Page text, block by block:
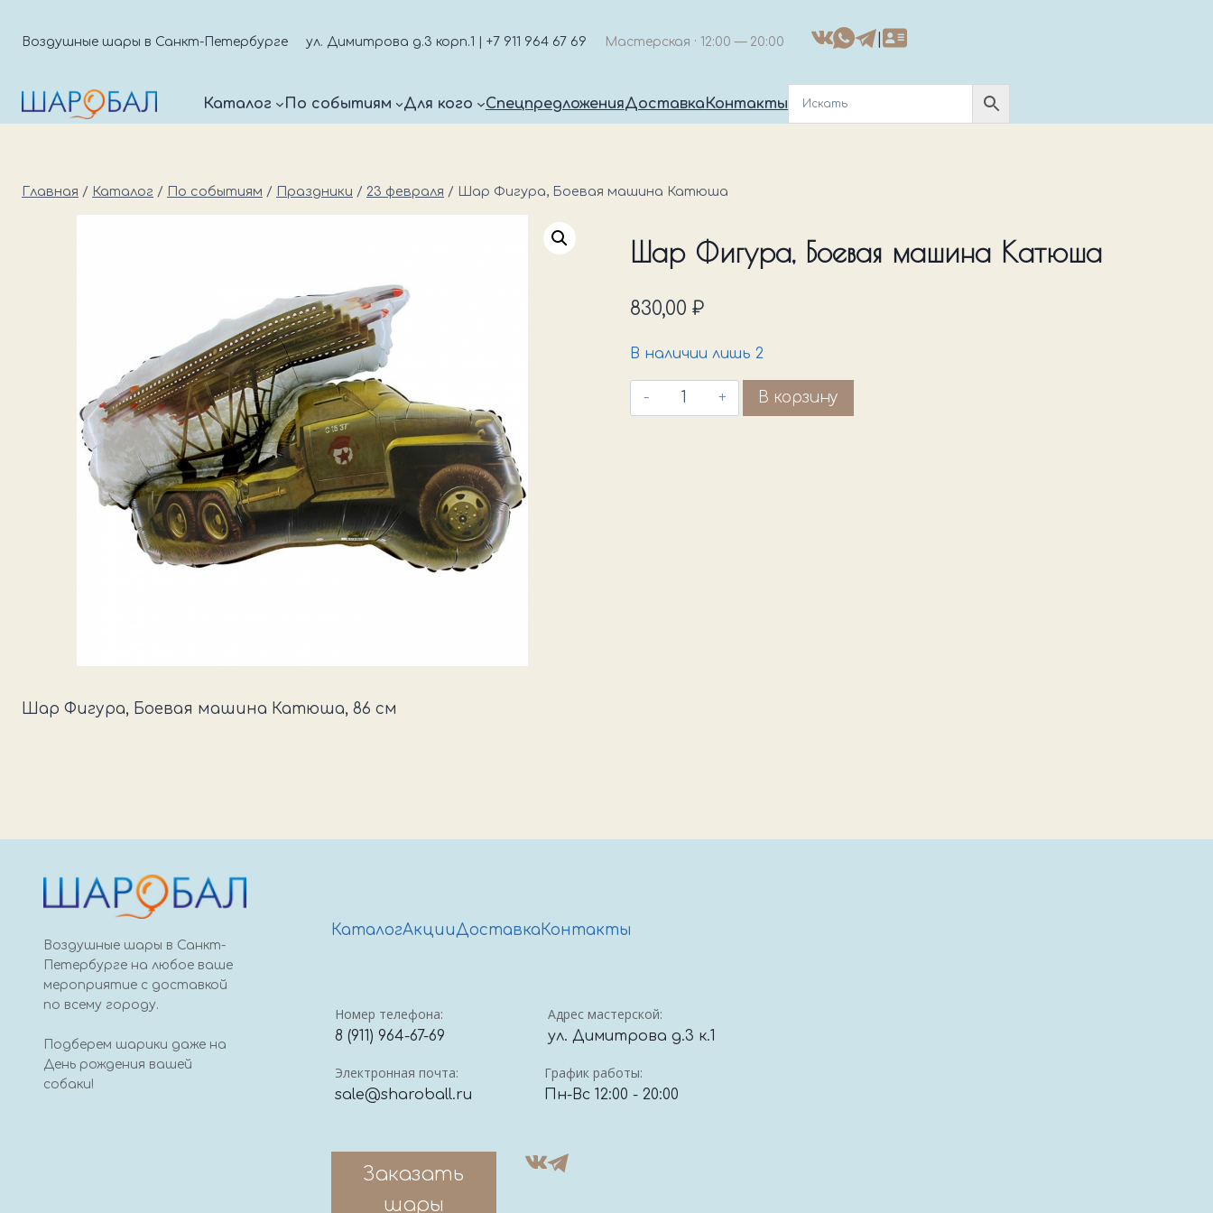
Воздушные шары в Санкт-Петербурге ул. Димитрова д.3 корп.1 | +7 911 964 67 69 Мастерская · 12:00 — 20:00
Каталог По событиям Для кого СпецпредложенияДоставка Контакты
Главная / Каталог / По событиям / Праздники / 23 февраля / Шар Фигура, Боевая машина Катюша
Шар Фигура, Боевая машина Катюша
830,00 ₽
В наличии лишь 2
Количество
товара
В корзину
Шар Фигура, Боевая машина Катюша, 86 см
Воздушные шары в Санкт-
Петербурге на любое ваше
мероприятие с доставкой
по всему городу.
Подберем шарики даже на
День рождения вашей
собаки!
КаталогАкцииДоставка Контакты
Номер телефона:
8 (911) 964-67-69
Адрес мастерской:
ул. Димитрова д.3 к.1
Электронная почта:
sale@sharoball.ru
График работы:
Пн-Вс 12:00 - 20:00
Заказать
шары